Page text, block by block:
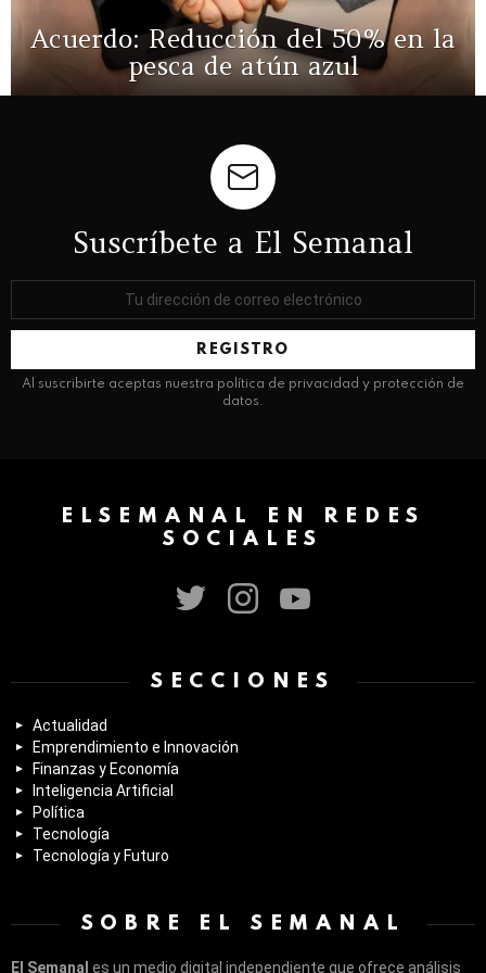
Acuerdo: Reducción del 50% en la
pesca de atún azul
Suscríbete a El Semanal
correo
Al suscribirte aceptas nuestra política de privacidad y protección de
datos.
ELSEMANAL EN REDES
SOCIALES
SECCIONES
Actualidad
Emprendimiento e Innovación
Finanzas y Economía
Inteligencia Artificial
Política
Tecnología
Tecnología y Futuro
SOBRE EL SEMANAL
El Semanal es un medio digital independiente que ofrece análisis